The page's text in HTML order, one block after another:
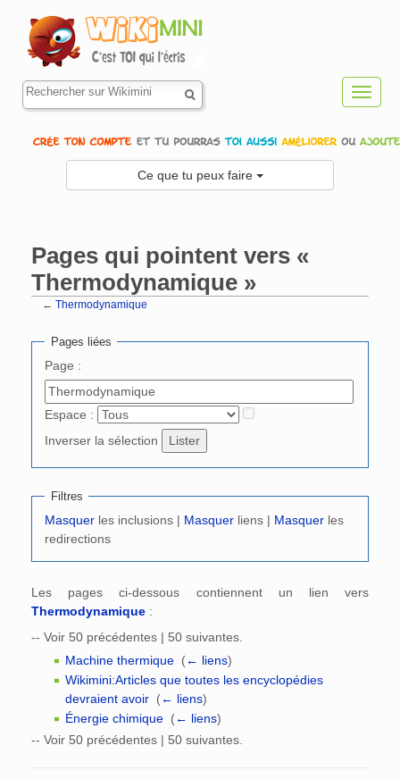
Ce que tu peux faire
Pages qui pointent vers «
Thermodynamique »
← Thermodynamique
Pages liées
Page :
Espace :
Inverser la sélection
Filtres
Masquer les inclusions | Masquer liens | Masquer les
redirections
Les pages ci-dessous contiennent un lien vers
Thermodynamique :
-- Voir 50 précédentes | 50 suivantes.
Machine thermique‎ (← liens)
Wikimini:Articles que toutes les encyclopédies
devraient avoir‎ (← liens)
Énergie chimique‎ (← liens)
-- Voir 50 précédentes | 50 suivantes.